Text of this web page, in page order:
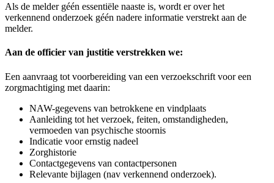
Als de melder géén essentiële naaste is, wordt er over het
verkennend onderzoek géén nadere informatie verstrekt aan de
melder.
Aan de officier van justitie verstrekken we:
Een aanvraag tot voorbereiding van een verzoekschrift voor een
zorgmachtiging met daarin:
NAW-gegevens van betrokkene en vindplaats
Aanleiding tot het verzoek, feiten, omstandigheden,
vermoeden van psychische stoornis
Indicatie voor ernstig nadeel
Zorghistorie
Contactgegevens van contactpersonen
Relevante bijlagen (nav verkennend onderzoek).